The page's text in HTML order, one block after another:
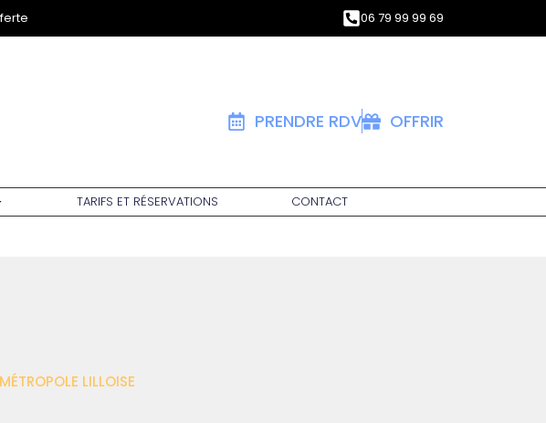
06 79 99 99 69
PRENDRE RDV OFFRIR
TARIFS ET RÉSERVATIONS CONTACT
LILLOISE